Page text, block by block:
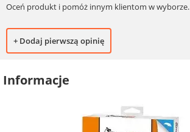
Oceń produkt i pomóż innym klientom w wyborze.
+ Dodaj pierwszą opinię
Informacje